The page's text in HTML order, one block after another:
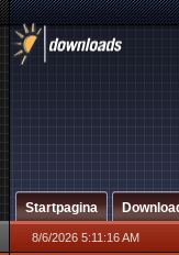
Startpagina
8/6/2026 5:11:16 AM